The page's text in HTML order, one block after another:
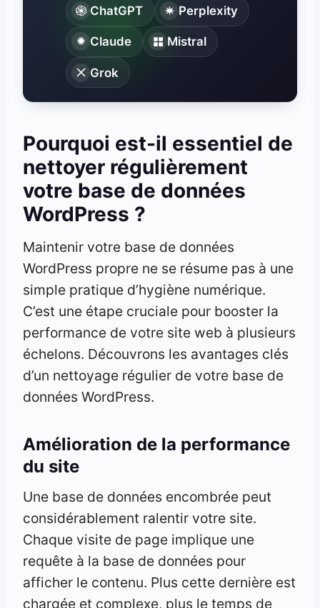
ChatGPT Perplexity
Claude Mistral
Grok
Pourquoi est-il essentiel de
nettoyer régulièrement
votre base de données
WordPress ?
Maintenir votre base de données
WordPress propre ne se résume pas à une
simple pratique d’hygiène numérique.
C’est une étape cruciale pour booster la
performance de votre site web à plusieurs
échelons. Découvrons les avantages clés
d’un nettoyage régulier de votre base de
données WordPress.
Amélioration de la performance
du site
Une base de données encombrée peut
considérablement ralentir votre site.
Chaque visite de page implique une
requête à la base de données pour
afficher le contenu. Plus cette dernière est
chargée et complexe, plus le temps de